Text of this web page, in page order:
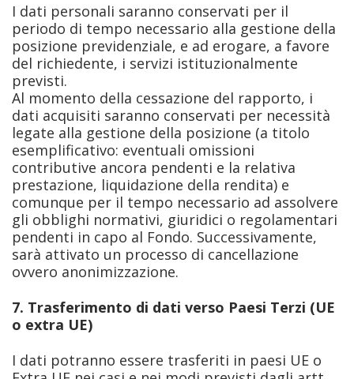
I dati personali saranno conservati per il
periodo di tempo necessario alla gestione della
posizione previdenziale, e ad erogare, a favore
del richiedente, i servizi istituzionalmente
previsti.
Al momento della cessazione del rapporto, i
dati acquisiti saranno conservati per necessità
legate alla gestione della posizione (a titolo
esemplificativo: eventuali omissioni
contributive ancora pendenti e la relativa
prestazione, liquidazione della rendita) e
comunque per il tempo necessario ad assolvere
gli obblighi normativi, giuridici o regolamentari
pendenti in capo al Fondo. Successivamente,
sarà attivato un processo di cancellazione
ovvero anonimizzazione.
7. Trasferimento di dati verso Paesi Terzi (UE
o extra UE)
I dati potranno essere trasferiti in paesi UE o